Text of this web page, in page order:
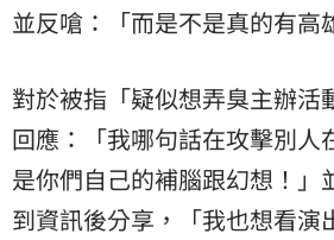
並反嗆：「而是不是真的有高
對於被指「疑似想弄臭主辦活
回應：「我哪句話在攻擊別人
是你們自己的補腦跟幻想！」
到資訊後分享，「我也想看演